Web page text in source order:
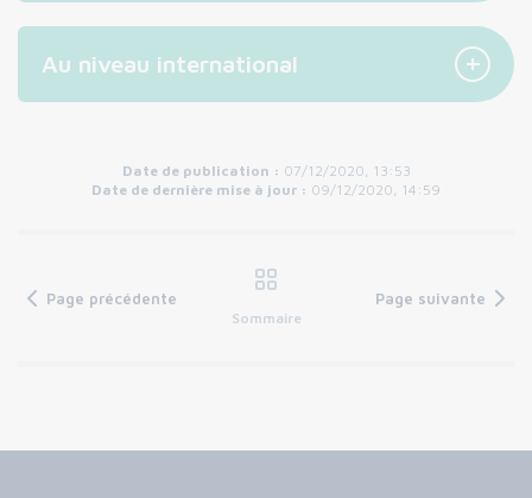
Au niveau international +
Date de publication : 07/12/2020, 13:53
Date de dernière mise à jour : 09/12/2020, 14:59
Page précédente
Sommaire
Page suivante